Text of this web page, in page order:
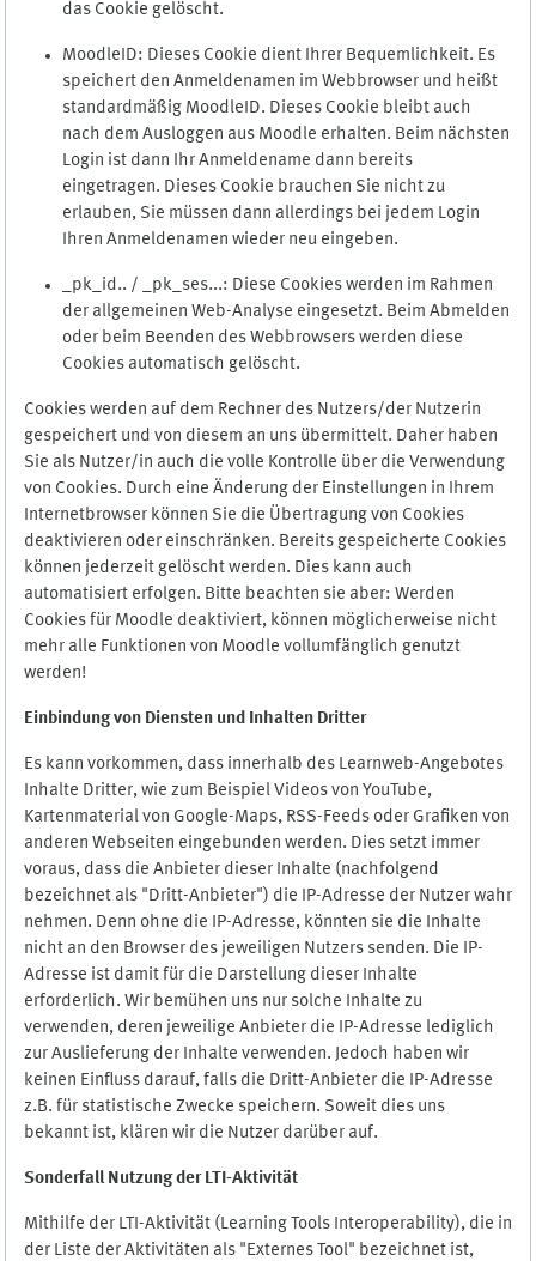
das Cookie gelöscht.
MoodleID: Dieses Cookie dient Ihrer Bequemlichkeit. Es
speichert den Anmeldenamen im Webbrowser und heißt
standardmäßig MoodleID. Dieses Cookie bleibt auch
nach dem Ausloggen aus Moodle erhalten. Beim nächsten
Login ist dann Ihr Anmeldename dann bereits
eingetragen. Dieses Cookie brauchen Sie nicht zu
erlauben, Sie müssen dann allerdings bei jedem Login
Ihren Anmeldenamen wieder neu eingeben.
_pk_id.. / _pk_ses...: Diese Cookies werden im Rahmen
der allgemeinen Web-Analyse eingesetzt. Beim Abmelden
oder beim Beenden des Webbrowsers werden diese
Cookies automatisch gelöscht.
Cookies werden auf dem Rechner des Nutzers/der Nutzerin
gespeichert und von diesem an uns übermittelt. Daher haben
Sie als Nutzer/in auch die volle Kontrolle über die Verwendung
von Cookies. Durch eine Änderung der Einstellungen in Ihrem
Internetbrowser können Sie die Übertragung von Cookies
deaktivieren oder einschränken. Bereits gespeicherte Cookies
können jederzeit gelöscht werden. Dies kann auch
automatisiert erfolgen. Bitte beachten sie aber: Werden
Cookies für Moodle deaktiviert, können möglicherweise nicht
mehr alle Funktionen von Moodle vollumfänglich genutzt
werden!
Einbindung von Diensten und Inhalten Dritter
Es kann vorkommen, dass innerhalb des Learnweb-Angebotes
Inhalte Dritter, wie zum Beispiel Videos von YouTube,
Kartenmaterial von Google-Maps, RSS-Feeds oder Grafiken von
anderen Webseiten eingebunden werden. Dies setzt immer
voraus, dass die Anbieter dieser Inhalte (nachfolgend
bezeichnet als "Dritt-Anbieter") die IP-Adresse der Nutzer wahr
nehmen. Denn ohne die IP-Adresse, könnten sie die Inhalte
nicht an den Browser des jeweiligen Nutzers senden. Die IP-
Adresse ist damit für die Darstellung dieser Inhalte
erforderlich. Wir bemühen uns nur solche Inhalte zu
verwenden, deren jeweilige Anbieter die IP-Adresse lediglich
zur Auslieferung der Inhalte verwenden. Jedoch haben wir
keinen Einfluss darauf, falls die Dritt-Anbieter die IP-Adresse
z.B. für statistische Zwecke speichern. Soweit dies uns
bekannt ist, klären wir die Nutzer darüber auf.
Sonderfall Nutzung der LTI-Aktivität
Mithilfe der LTI-Aktivität (Learning Tools Interoperability), die in
der Liste der Aktivitäten als "Externes Tool" bezeichnet ist,